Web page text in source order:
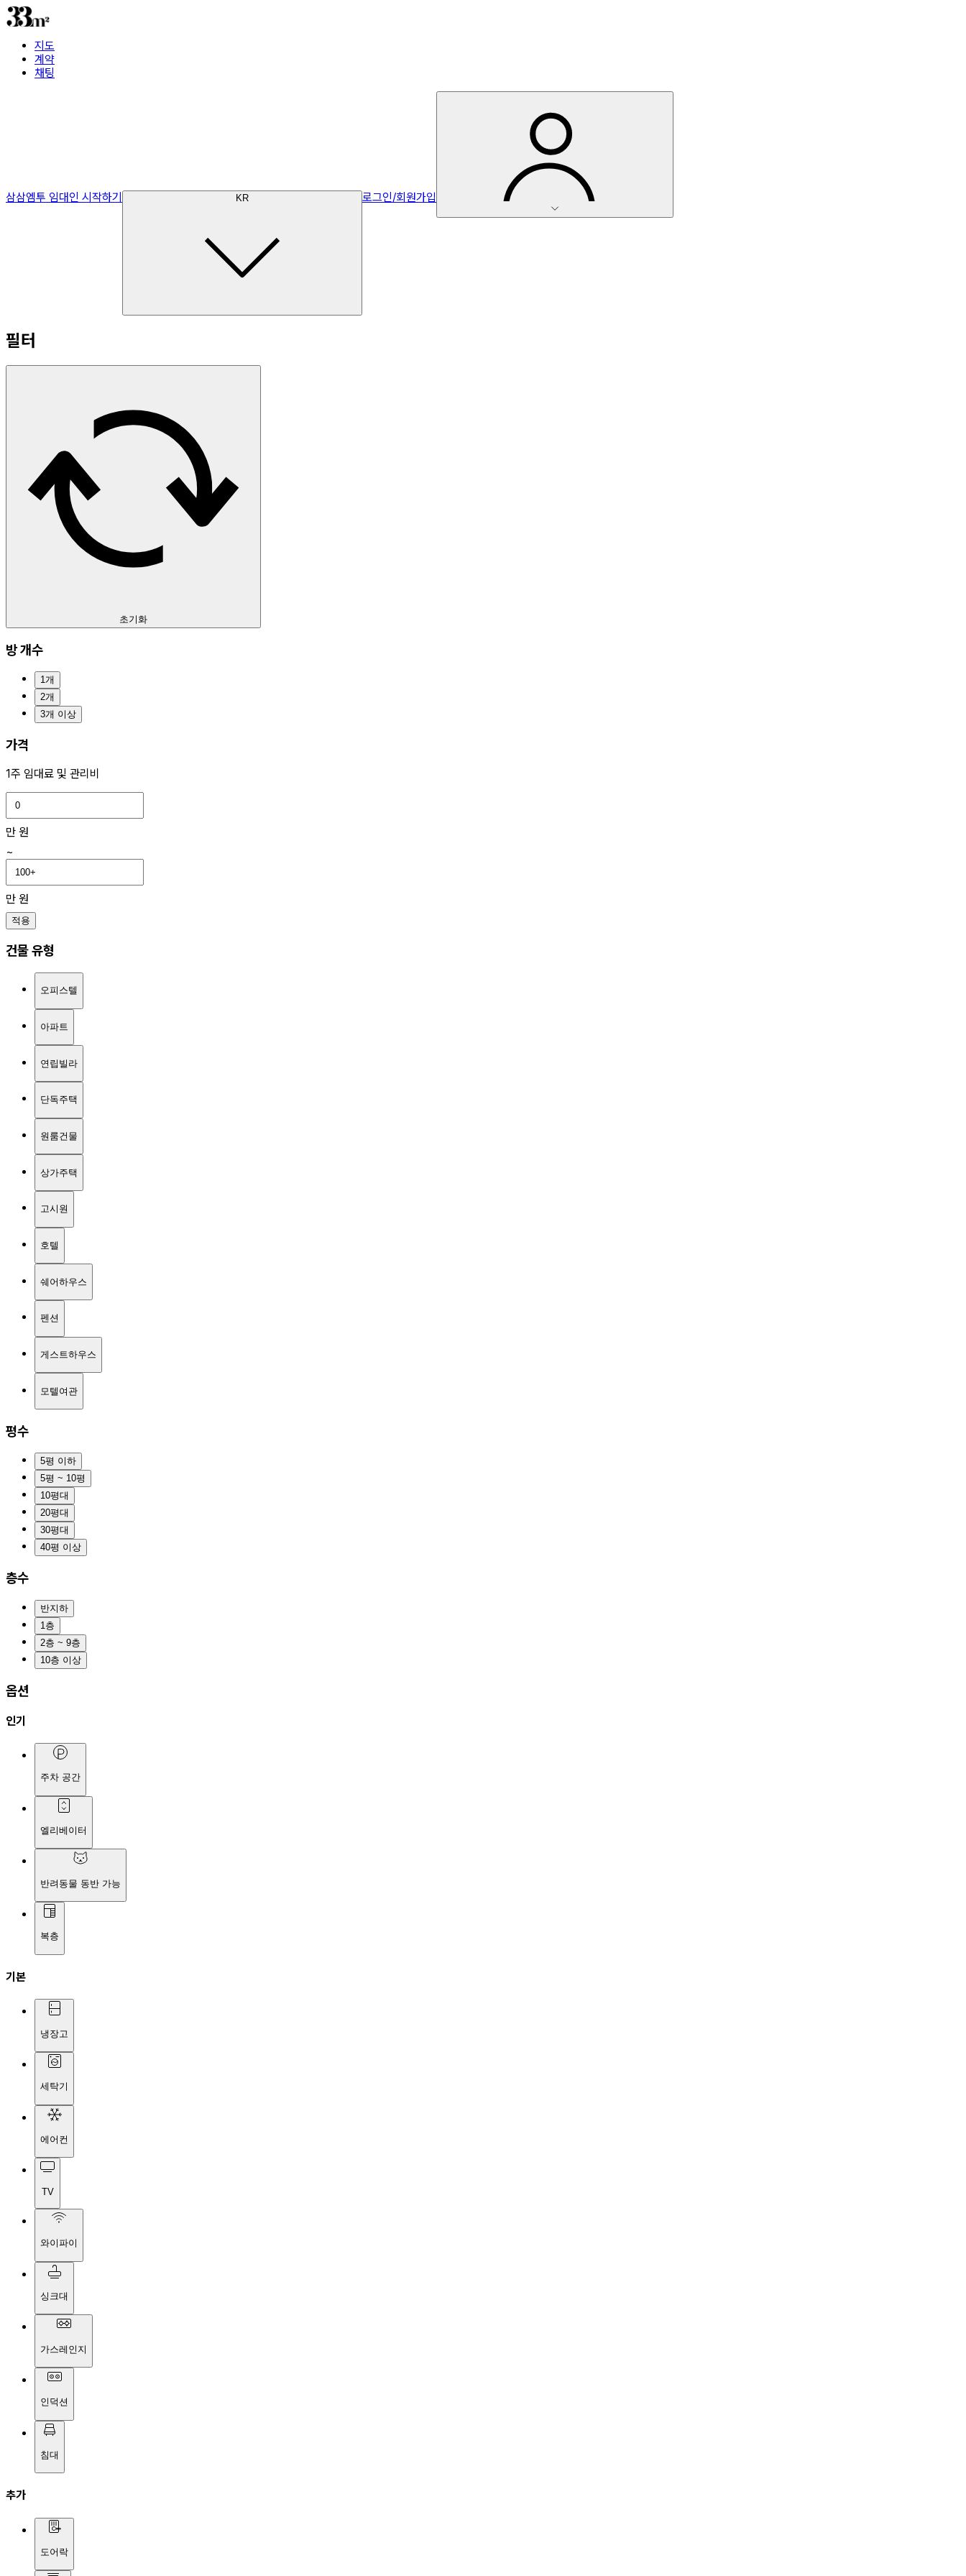
지도
계약
채팅
삼삼엠투 임대인 시작하기 KR 로그인/회원가입
필터
초기화
방 개수
1개
2개
3개 이상
가격
1주 임대료 및 관리비
만 원
~
만 원
적용
건물 유형
오피스텔
아파트
연립빌라
단독주택
원룸건물
상가주택
고시원
호텔
쉐어하우스
펜션
게스트하우스
모텔여관
평수
5평 이하
5평 ~ 10평
10평대
20평대
30평대
40평 이상
층수
반지하
1층
2층 ~ 9층
10층 이상
옵션
인기
주차 공간
엘리베이터
반려동물 동반 가능
복층
기본
냉장고
세탁기
에어컨
TV
와이파이
싱크대
가스레인지
인덕션
침대
추가
도어락